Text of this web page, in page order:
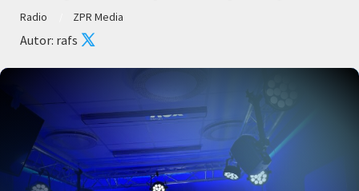
Radio ZPR Media
Autor: rafs